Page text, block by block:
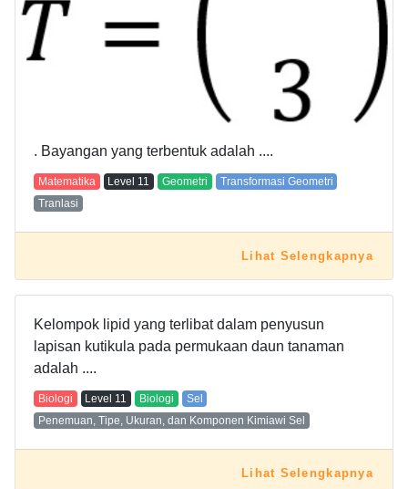
. Bayangan yang terbentuk adalah ....
Matematika Level 11 Geometri
Transformasi Geometri
Tranlasi
Lihat Selengkapnya
Kelompok lipid yang terlibat dalam penyusun
lapisan kutikula pada permukaan daun tanaman
adalah ....
Biologi Level 11 Biologi
Sel
Penemuan, Tipe, Ukuran, dan Komponen Kimiawi Sel
Lihat Selengkapnya